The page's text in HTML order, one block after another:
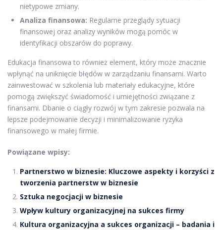
nietypowe zmiany.
Analiza finansowa: Regularne przeglądy sytuacji
finansowej oraz analizy wyników mogą pomóc w
identyfikacji obszarów do poprawy.
Edukacja finansowa to również element, który może znacznie
wpłynąć na uniknięcie błędów w zarządzaniu finansami. Warto
zainwestować w szkolenia lub materiały edukacyjne, które
pomogą zwiększyć świadomość i umiejętności związane z
finansami. Dbanie o ciągły rozwój w tym zakresie pozwala na
lepsze podejmowanie decyzji i minimalizowanie ryzyka
finansowego w małej firmie.
Powiązane wpisy:
Partnerstwo w biznesie: Kluczowe aspekty i korzyści z
tworzenia partnerstw w biznesie
Sztuka negocjacji w biznesie
Wpływ kultury organizacyjnej na sukces firmy
Kultura organizacyjna a sukces organizacji – badania i